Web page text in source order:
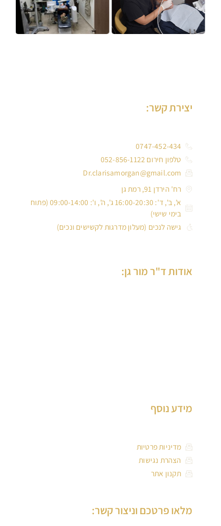
יצירת קשר:
0747-452-434
טלפון חירום 052-856-1122
Dr.clarisamorgan@gmail.com
רח' הירדן 91, רמת גן
א', ב', ד': 16:00-20:30 ג', ה', ו': 09:00-14:00 (פתוח
בימי שישי)
גישה לנכים (מעלון מדרגות לקשישים ונכים)
אודות ד"ר מור גן:
מידע נוסף
מדיניות פרטיות
הצהרת נגישות
תקנון אתר
מלאו פרטכם וניצור קשר: